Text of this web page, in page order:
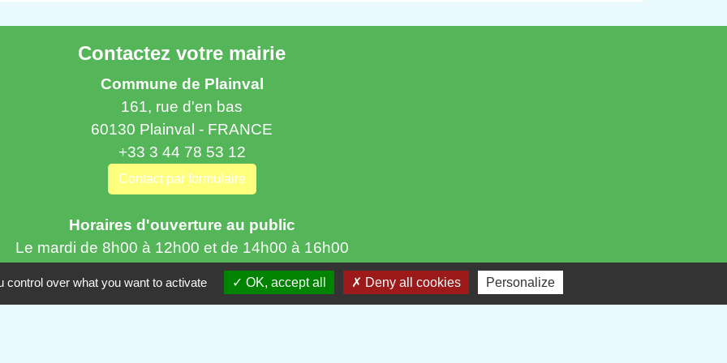
Contactez votre mairie
Commune de Plainval
161, rue d'en bas
60130 Plainval - FRANCE
+33 3 44 78 53 12
Contact par formulaire
Horaires d'ouverture au public
Le mardi de 8h00 à 12h00 et de 14h00 à 16h00
Le mercredi de 8h00 à 12h00
Le jeudi de 8h00 à 12h00 et de 14h00 à 16h00
over what you want to activate OK, accept all Deny all cookies Personalize